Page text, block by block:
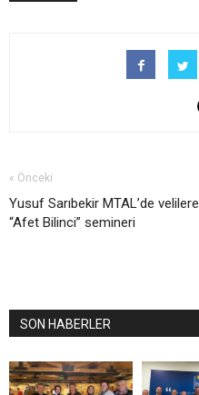
« Önceki
Yusuf Sarıbekir MTAL’de velilere
“Afet Bilinci” semineri
SON HABERLER